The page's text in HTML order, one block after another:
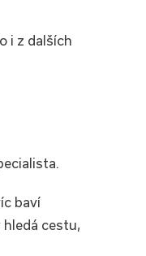
i z dalších
baví
cestu,